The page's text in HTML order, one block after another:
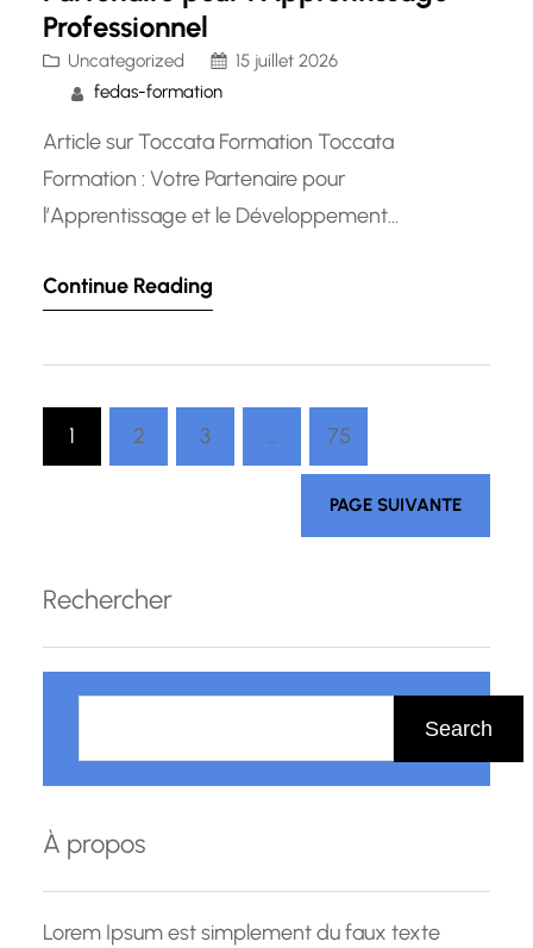
Professionnel
Uncategorized
15 juillet 2026
fedas-formation
Article sur Toccata Formation Toccata
Formation : Votre Partenaire pour
l’Apprentissage et le Développement
référence en matière de formation
expertise reconnue dans divers domaines,
programmes de formation de haute qualité qui
répondent aux besoins spécifiques des
Continue Reading
1 2 3 … 75
PAGE SUIVANTE
Rechercher
h
r
c
h
Search
À propos
Lorem Ipsum est simplement du faux texte